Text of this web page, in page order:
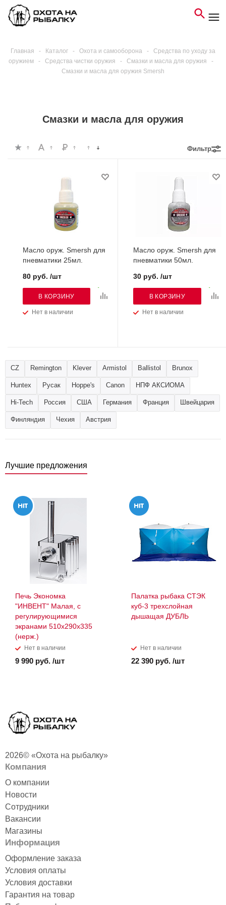
Главная - Каталог - Охота и самооборона -
Средства по уходу за
оружием
- Средства чистки оружия - Смазки и масла для оружия
-
Смазки и масла для оружия Smersh
Смазки и масла для оружия
Фильтр
Масло оруж. Smersh для
пневматики 25мл.
Нет в наличии
80 руб. /шт
В КОРЗИНУ
Масло оруж. Smersh для
пневматики 50мл.
Нет в наличии
30 руб. /шт
В КОРЗИНУ
CZ Remington Klever Armistol Ballistol Brunox
Huntex Русак Hoppe's Canon НПФ АКСИОМА
Hi-Tech Россия США Германия Франция Швейцария
Финляндия Чехия Австрия
Лучшие предложения
Печь Экономка
"ИНВЕНТ" Малая, с
регулирующимися
экранами 510х290х335
(нерж.)
Нет в наличии
9 990 руб. /шт
Палатка рыбака СТЭК
куб-3 трехслойная
дышащая ДУБЛЬ
Нет в наличии
22 390 руб. /шт
2026© «Охота на рыбалку»
Компания
О компании
Новости
Сотрудники
Вакансии
Магазины
Информация
Оформление заказа
Условия оплаты
Условия доставки
Гарантия на товар